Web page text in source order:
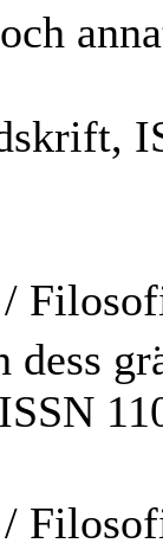
/
dess
/